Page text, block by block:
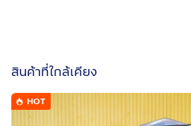
สินค้าที่ใกล้เคียง
HOT